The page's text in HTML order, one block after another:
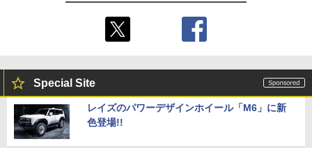
Special Site
レイズのパワーデザインホイール「M6」に新
色登場!!